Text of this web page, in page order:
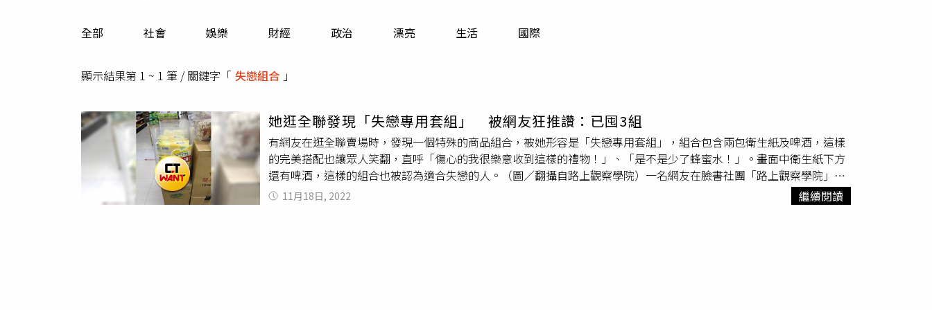
運勢
全部 社會 娛樂 財經 政治 漂亮 生活 國際
顯示結果第 1 ~ 1 筆 / 關鍵字「 失戀組合 」
她逛全聯發現「失戀專用套組」 被網友狂推讚：已囤3組
有網友在逛全聯賣場時，發現一個特殊的商品組合，被她形容是「失戀專用套組」，組合包含兩包衛生紙及啤酒，這樣
的完美搭配也讓眾人笑翻，直呼「傷心的我很樂意收到這樣的禮物！」、「是不是少了蜂蜜水！」。畫面中衛生紙下方
還有啤酒，這樣的組合也被認為適合失戀的人。（圖／翻攝自路上觀察學院）一名網友在臉書社團「路上觀察學院」發
文，貼出她去全聯賣場看到的商品組合，當中有2包衛生紙加上6瓶啤酒，但袋子外觀卻莫名上柔軟精超值包的貼紙，讓
網友笑表示，「全聯新出的失戀專用套組！」這樣的照片曝光後，也讓不少網友紛紛留言回應，「是不是少了蜂蜜
11月18日, 2022 繼續閱讀